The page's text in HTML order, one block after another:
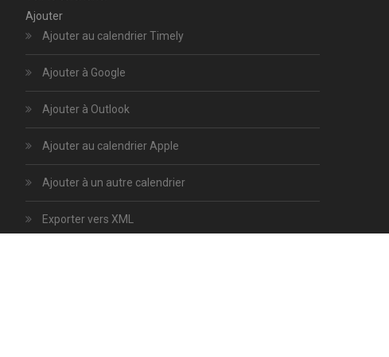
Ajouter
Ajouter au calendrier Timely
Ajouter à Google
Ajouter à Outlook
Ajouter au calendrier Apple
Ajouter à un autre calendrier
Exporter vers XML